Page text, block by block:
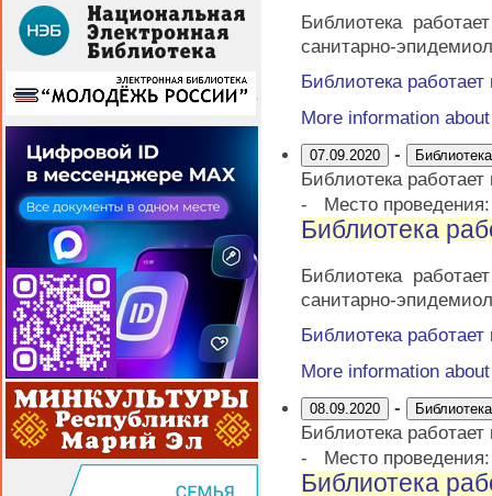
Библиотека
санитарно-
Библиотека
More information
07.09.2020 -
Библиотека
-
Место
Библиотека
Библиотека
санитарно-
Библиотека
More information
08.09.2020 -
Библиотека
-
Место
Библиотека